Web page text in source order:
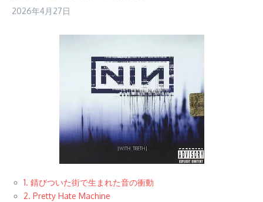
2026年4月27日
1. 錆びついた街で生まれた音の衝動
2. Pretty Hate Machine